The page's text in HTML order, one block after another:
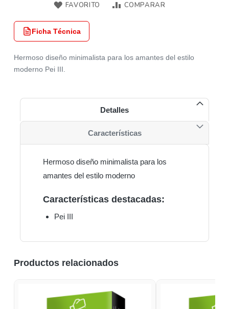
FAVORITO COMPARAR
Ficha Técnica
Hermoso diseño minimalista para los amantes del estilo
moderno Pei III.
Detalles
Hermoso diseño minimalista para los
amantes del estilo moderno
Características destacadas:
Pei III
Características
Productos relacionados